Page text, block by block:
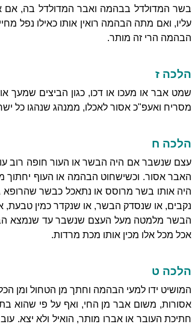
בשר המדולדל בבהמה ואבר המדולדל בה, אם
עליו, ואם מתה הבהמה רואין אותו כאילו נפל
הבהמה הרי זה מותר.
הלכה ז
שמט אבר או מעכו או דכו, כגון הביצים שמעך
מסריח ואעפ"כ אסור לאכלו, ממנהג שנהגו כל
הלכה ח
עצם שנשבר אם היה הבשר או העור חופה רוב
האבר אסור. וכשישחוט הבהמה או העוף
היה אותו בשר מרוסס או נתאכל כבשר שהרופא
נקבים, או שנסדק הבשר, או שנקדר כמין
הבשר מלמטה מעל העצם שנשבר עד שנמצא
אכל מכל אלו מכין אותו מכת מרדות.
הלכה ט
המושיט ידו למעי הבהמה וחתך מן הטחול ומן
אסורות, משום אבר מן החי, ואף על פי שהוא
חתיכת העובר או אברו מותר, הואיל ולא יצא.